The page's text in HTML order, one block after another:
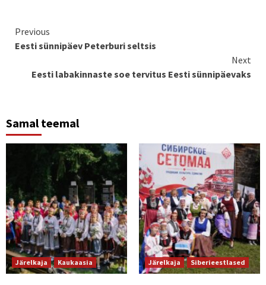
Continue
Reading
Previous
Eesti sünnipäev Peterburi seltsis
Next
Eesti labakinnaste soe tervitus Eesti sünnipäevaks
Samal teemal
Järelkaja Kaukaasia Järelkaja Siberieestlased